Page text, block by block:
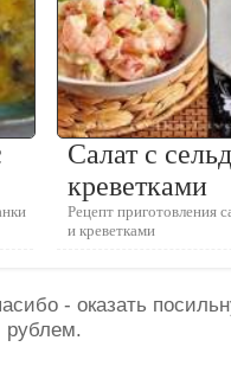
Салат с
креветками
Рецепт приготовления
и креветками
- оказать
рублем.